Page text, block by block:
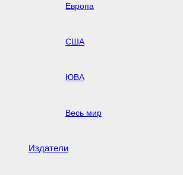
Европа
США
ЮВА
Весь мир
Издатели